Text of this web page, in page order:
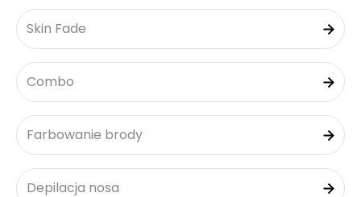
Skin Fade
Combo
Farbowanie brody
Depilacja nosa